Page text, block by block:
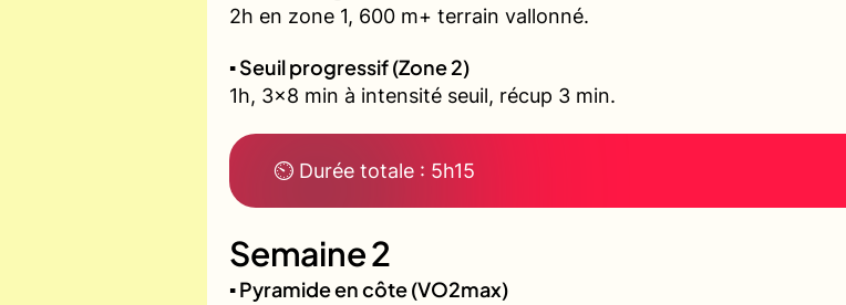
2h en zone 1, 600 m+ terrain vallonné.
▪️ Seuil progressif (Zone 2)
1h, 3x8 min à intensité seuil, récup 3 min.
⏲ Durée totale : 5h15
Semaine 2
▪️ Pyramide en côte (VO2max)